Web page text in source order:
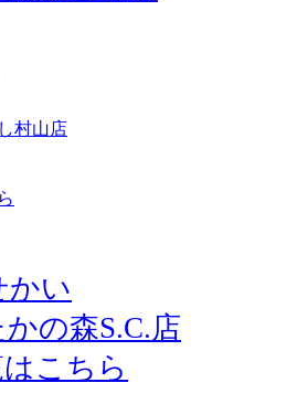
村山店
かい
の森S.C.店
こちら